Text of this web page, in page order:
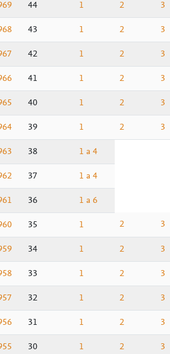
44 1 2 3
43 1 2 3
42 1 2 3
41 1 2 3
40 1 2 3
39 1 2 3
38 1 a 4
37 1 a 4
36 1 a 6
35 1 2 3
34 1 2 3
33 1 2 3
32 1 2 3
31 1 2 3
30 1 2 3